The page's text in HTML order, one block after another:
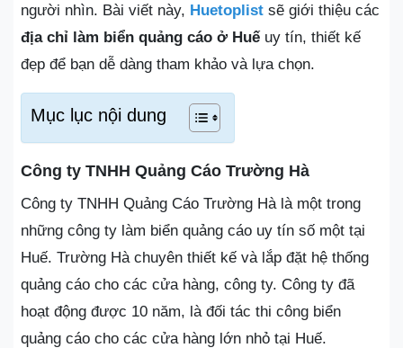
người nhìn. Bài viết này, Huetoplist sẽ giới thiệu các
địa chỉ làm biển quảng cáo ở Huếuy tín, thiết kế
đẹp để bạn dễ dàng tham khảo và lựa chọn.
Mục lục nội dung
Công ty TNHH Quảng Cáo Trường Hà
Công ty TNHH Quảng Cáo Trường Hà là một trong
những công ty làm biển quảng cáo uy tín số một tại
Huế. Trường Hà chuyên thiết kế và lắp đặt hệ thống
quảng cáo cho các cửa hàng, công ty. Công ty đã
hoạt động được 10 năm, là đối tác thi công biển
quảng cáo cho các cửa hàng lớn nhỏ tại Huế.